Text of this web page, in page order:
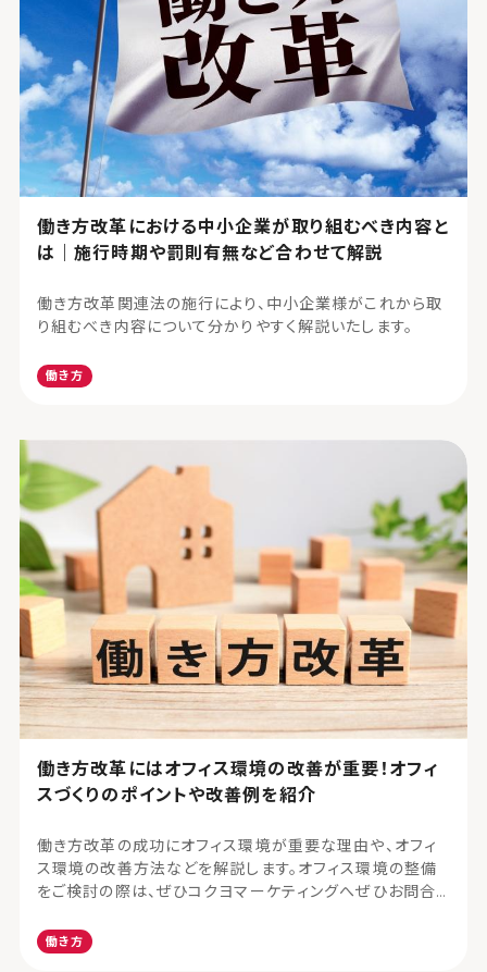
働き方改革における中小企業が取り組むべき内容と
は｜施行時期や罰則有無など合わせて解説
働き方改革関連法の施行により、中小企業様がこれから取
り組むべき内容について分かりやすく解説いたします。
働き方
働き方改革にはオフィス環境の改善が重要！オフィ
スづくりのポイントや改善例を紹介
働き方改革の成功にオフィス環境が重要な理由や、オフィ
ス環境の改善方法などを解説します。オフィス環境の整備
をご検討の際は、ぜひコクヨマーケティングへぜひお問合
働き方